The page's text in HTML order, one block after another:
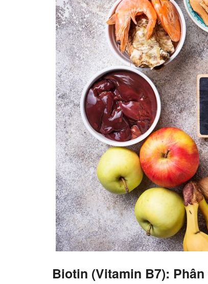
Biotin (Vitamin B7):